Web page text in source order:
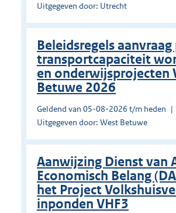
Uitgegeven door: Utrecht
Beleidsregels
transportcapaciteit
en onderwijsprojecten
Betuwe 2026
Geldend van 05-08-2026 t/m heden
Uitgegeven door: West Betuwe
Aanwijzing Dienst van
Economisch Belang
het Project
inponden VHF3